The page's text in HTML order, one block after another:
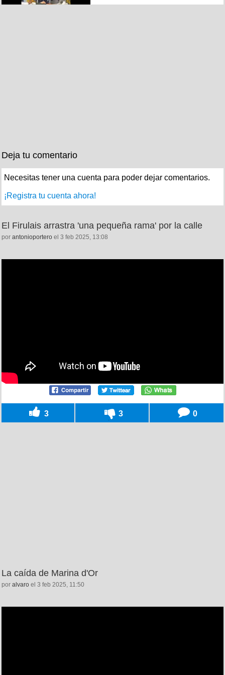
Deja tu comentario
Necesitas tener una cuenta para poder dejar comentarios.
¡Registra tu cuenta ahora!
El Firulais arrastra 'una pequeña rama' por la calle
por antonioportero el 3 feb 2025, 13:08
3 3 0
La caída de Marina d'Or
por alvaro el 3 feb 2025, 11:50